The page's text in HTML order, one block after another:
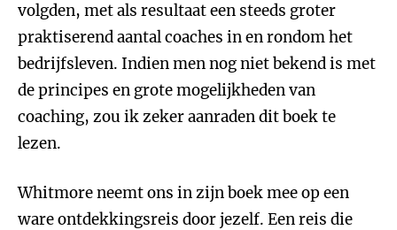
volgden, met als resultaat een steeds groter
praktiserend aantal coaches in en rondom het
bedrijfsleven. Indien men nog niet bekend is met
de principes en grote mogelijkheden van
coaching, zou ik zeker aanraden dit boek te
lezen.
Whitmore neemt ons in zijn boek mee op een
ware ontdekkingsreis door jezelf. Een reis die